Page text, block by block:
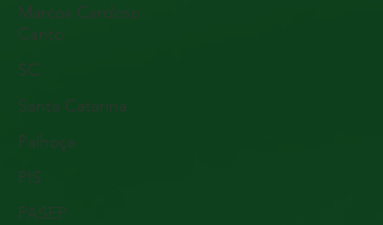
Marcos Cardoso
Canto
SC
Santa Catarina
Palhoça
PIS
PASEP